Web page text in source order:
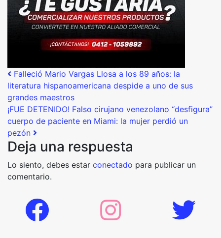
Post navigation
Falleció Mario Vargas Llosa a los 89 años: la
literatura hispanoamericana despide a uno de sus
grandes maestros
¡FUE DETENIDO! Falso cirujano venezolano “desfigura”
cuerpo de paciente en Miami: la mujer perdió un
pezón
Deja una respuesta
Lo siento, debes estar conectado para publicar un
comentario.